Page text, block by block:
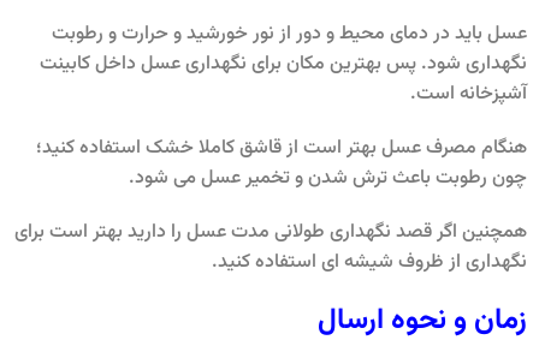
عسل باید در دمای محیط و دور از نور خورشید و حرارت و رطوبت
نگهداری شود. پس بهترین مکان برای نگهداری عسل داخل کابینت
آشپزخانه است.
هنگام مصرف عسل بهتر است از قاشق کاملا خشک استفاده کنید؛
چون رطوبت باعث ترش شدن و تخمیر عسل می شود.
همچنین اگر قصد نگهداری طولانی مدت عسل را دارید بهتر است برای
نگهداری از ظروف شیشه ای استفاده کنید.
زمان و نحوه ارسال